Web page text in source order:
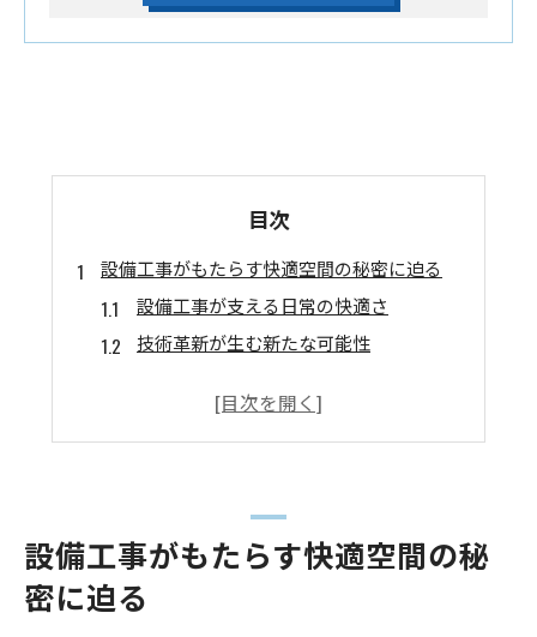
目次
設備工事がもたらす快適空間の秘密に迫る
設備工事が支える日常の快適さ
技術革新が生む新たな可能性
成功事例から学ぶ設置のポイント
成功事例で見る設備工事の技術力と誠実さ
確かな技術力がもたらす成果
現場で発揮される誠実な対応
設備工事がもたらす快適空間の秘
密に迫る